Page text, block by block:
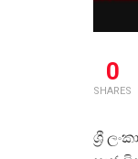
0
SHARES
ශ් රී